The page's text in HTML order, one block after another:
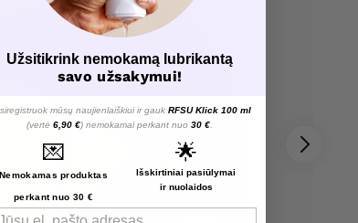
Užsitikrink nemokamą lubrikantą
savo užsakymui!
mūsų naujienlaiškiui ir gauk RFSU Klick 100 ml
(vertė 6,90 €) nemokamai perkant nuo 30 €
💌
Nemokamas produktas
perkant nuo 30 €
🌟
Išskirtiniai pasiūlymai
ir nuolaidos